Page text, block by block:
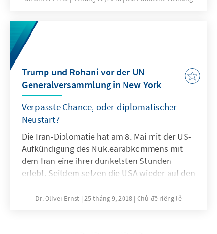
Trump und Rohani vor der UN-
Generalversammlung in New York
Verpasste Chance, oder diplomatischer
Neustart?
Die Iran-Diplomatie hat am 8. Mai mit der US-
Aufkündigung des Nuklearabkommens mit
dem Iran eine ihrer dunkelsten Stunden
erlebt. Seitdem setzen die USA wieder auf den
wirtschaftliche Sanktionen. Die zweite Welle
Dr. Oliver Ernst 25 tháng 9, 2018 Chủ đề riêng lẻ